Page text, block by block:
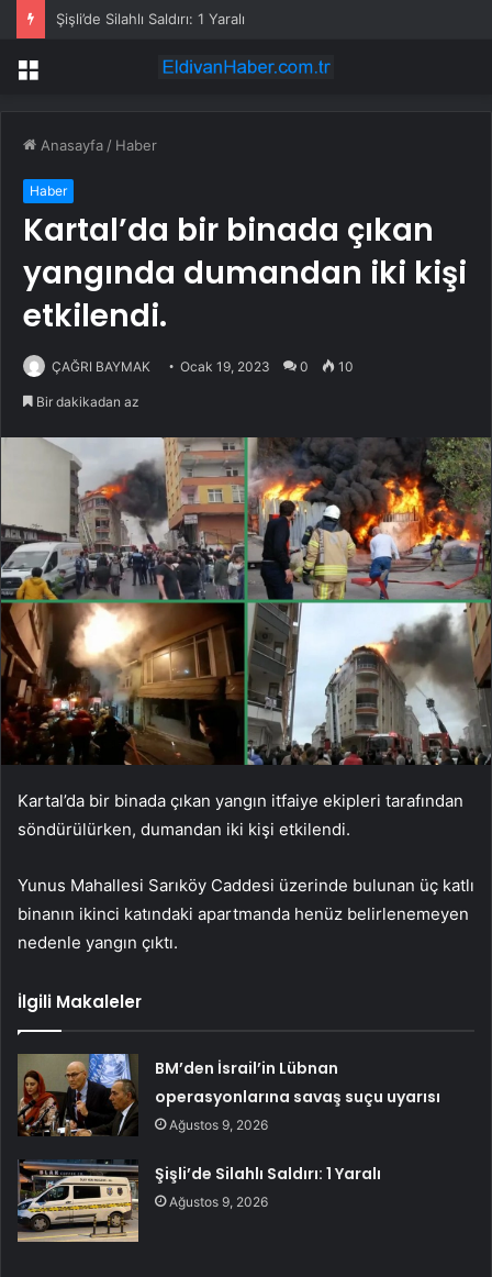
Şişli’de Silahlı Saldırı: 1 Yaralı
Menü
Anasayfa / Haber
Haber
Kartal’da bir binada çıkan
yangında dumandan iki kişi
etkilendi.
ÇAĞRI BAYMAK Ocak 19, 2023 0 10
Bir dakikadan az
Kartal’da bir binada çıkan yangın itfaiye ekipleri tarafından
söndürülürken, dumandan iki kişi etkilendi.
Yunus Mahallesi Sarıköy Caddesi üzerinde bulunan üç katlı
binanın ikinci katındaki apartmanda henüz belirlenemeyen
nedenle yangın çıktı.
İlgili Makaleler
BM’den İsrail’in Lübnan
operasyonlarına savaş suçu uyarısı
Ağustos 9, 2026
Şişli’de Silahlı Saldırı: 1 Yaralı
Ağustos 9, 2026